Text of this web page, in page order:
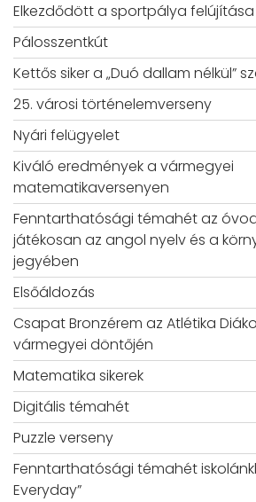
Elkezdődött a sportpálya felújítása
Pálosszentkút
Kettős siker a „Duó dallam nélkül”
25. városi történelemverseny
Nyári felügyelet
Kiváló eredmények a vármegyei
matematikaversenyen
Fenntarthatósági témahét az
játékosan az angol nyelv és a
jegyében
Elsőáldozás
Csapat Bronzérem az Atlétika
vármegyei döntőjén
Matematika sikerek
Digitális témahét
Puzzle verseny
Fenntarthatósági témahét
Everyday”